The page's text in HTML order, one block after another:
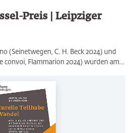
Preis | Leipziger
(Seinetwegen, C. H. Beck 2024) und
convoi, Flammarion 2024) wurden am…